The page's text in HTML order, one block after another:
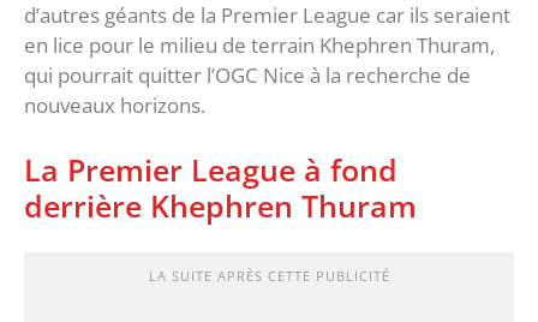
d’autres géants de la Premier League car ils seraient
en lice pour le milieu de terrain Khephren Thuram,
qui pourrait quitter l’OGC Nice à la recherche de
nouveaux horizons.
La Premier League à fond
derrière Khephren Thuram
LA SUITE APRÈS CETTE PUBLICITÉ